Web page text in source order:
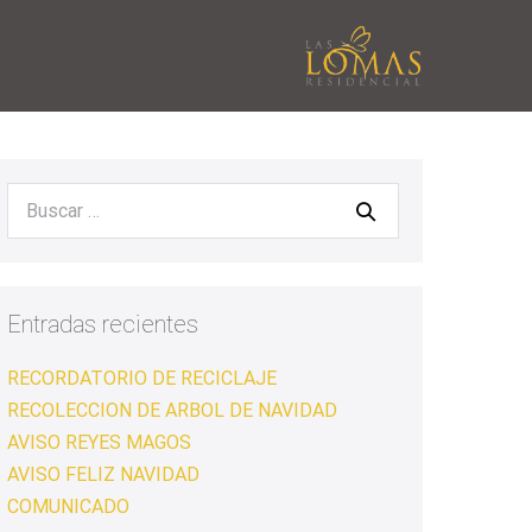
Entradas recientes
RECORDATORIO DE RECICLAJE
RECOLECCION DE ARBOL DE NAVIDAD
AVISO REYES MAGOS
AVISO FELIZ NAVIDAD
COMUNICADO